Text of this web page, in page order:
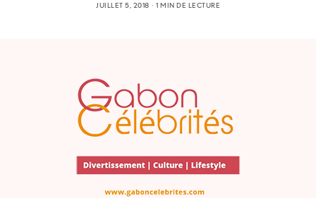
JUILLET 5, 2018
1 MIN DE LECTURE